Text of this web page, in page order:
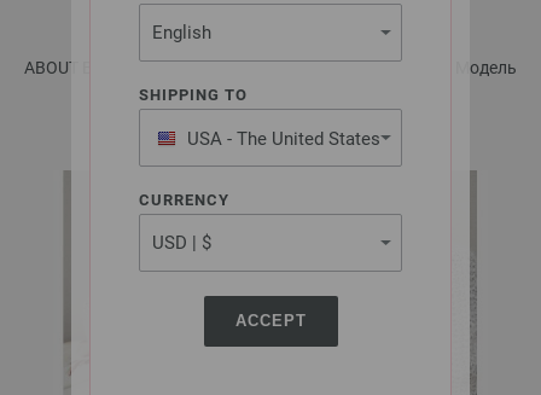
SHIPPING TO
USA - The United States
of America
CURRENCY
ACCEPT
ABOUT BERLIN No. 10 - инструкции на русском языке | Модель